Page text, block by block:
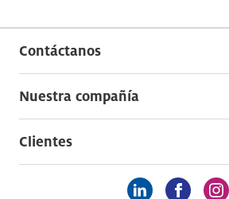
Contáctanos
Nuestra compañía
Clientes